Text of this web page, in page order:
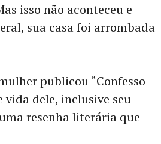
isso não aconteceu e
sua casa foi arrombada
publicou “Confesso
dele, inclusive seu
resenha literária que